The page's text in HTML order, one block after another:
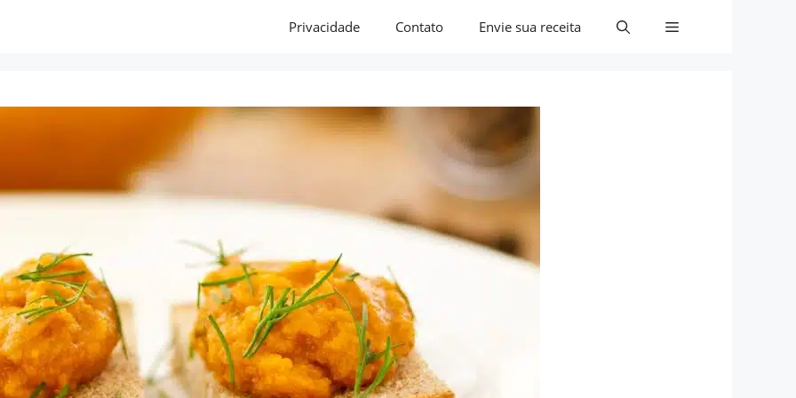
Privacidade Contato Envie sua receita